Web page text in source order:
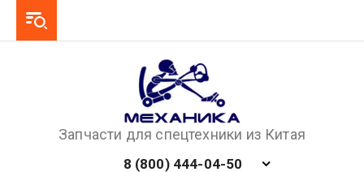
Запчасти для спецтехники из Китая
8 (800) 444-04-50